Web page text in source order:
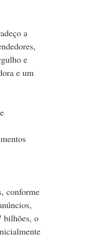
a
e
e um
conforme
bilhões, o